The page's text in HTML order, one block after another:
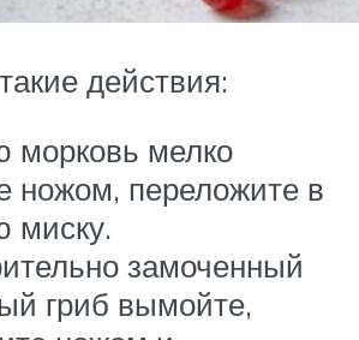
действия:
морковь мелко
ножом, переложите в
миску.
замоченный
гриб вымойте,